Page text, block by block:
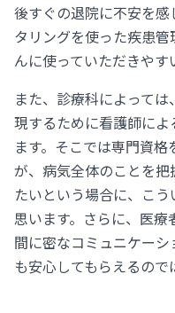
後すぐの退院に不安を
タリングを使った疾患
んに使っていただきやす
また、診療科によって
現するために看護師に
ます。そこでは専門資
が、病気全体のことを
たいという場合に、こ
思います。さらに、医
間に密なコミュニケー
も安心してもらえるので